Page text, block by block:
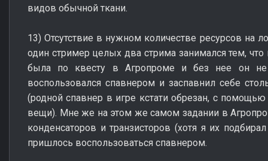
видов обычной ткани.
13) Отсутствие в нужном количестве ресурсов на
один стример целых два стрима занимался тем,
была по квесту в Агропроме и без нее он
воспользовался спавнером и заспавнил себе
(родной спавнер в игре кстати обрезан, с
вещи). Мне же на этом же самом задании в
конденсаторов и транзисторов (хотя я их
пришлось воспользоваться спавнером.